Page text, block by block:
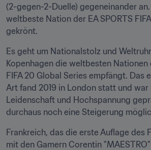
(2-gegen-2-Duelle) gegeneinander
weltbeste Nation der EA SPORTS
gekrönt.
Es geht um Nationalstolz und
Kopenhagen die weltbesten Nationen
FIFA 20 Global Series empfängt. Das
Art fand 2019 in London statt und
Leidenschaft und Hochspannung
durchaus noch eine Steigerung
Frankreich, das die erste Auflage des
mit den Gamern Corentin